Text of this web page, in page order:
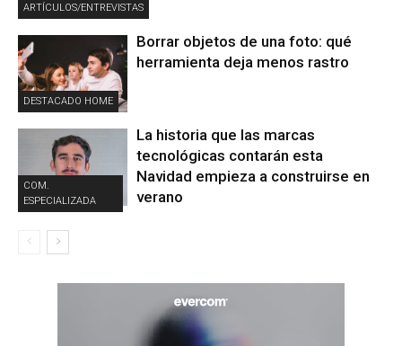
ARTÍCULOS/ENTREVISTAS
DESTACADO HOME
Borrar objetos de una foto: qué
herramienta deja menos rastro
COM.
ESPECIALIZADA
La historia que las marcas
tecnológicas contarán esta
Navidad empieza a construirse en
verano